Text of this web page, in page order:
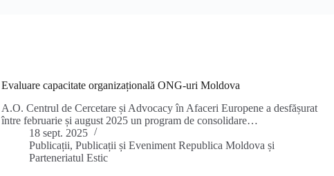
Evaluare capacitate organizațională ONG-uri Moldova
A.O. Centrul de Cercetare și Advocacy în Afaceri Europene a desfășurat
între februarie și august 2025 un program de consolidare…
18 sept. 2025
Publicații, Publicații și Eveniment Republica Moldova și
Parteneriatul Estic